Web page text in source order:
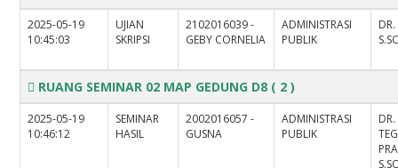
2025-05-19
10:45:03
UJIAN
SKRIPSI
2102016039 -
GEBY CORNELIA
ADMINISTRASI
PUBLIK
RUANG SEMINAR 02 MAP GEDUNG D8 ( 2 )
2025-05-19
10:46:12
SEMINAR
HASIL
2002016057 -
GUSNA
ADMINISTRASI
PUBLIK